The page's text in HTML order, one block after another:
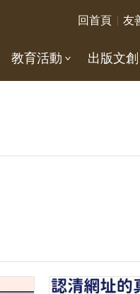
回首頁 友
教育活動 出版文創